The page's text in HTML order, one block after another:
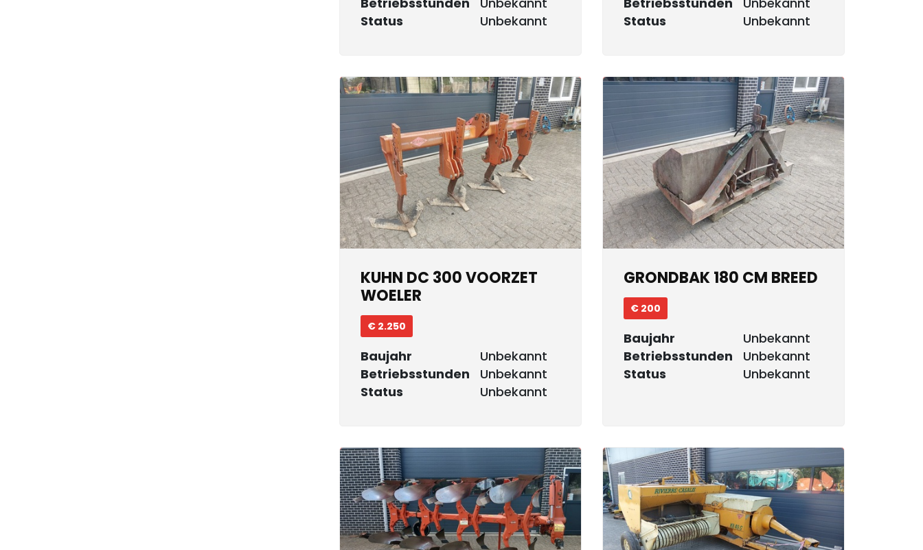
Status
Unbekannt
Status
Unbekannt
KUHN DC 300 VOORZET
WOELER
€ 2.250
Baujahr
Unbekannt
Betriebsstunden
Unbekannt
Status
Unbekannt
GRONDBAK 180 CM BREED
€ 200
Baujahr
Unbekannt
Betriebsstunden
Unbekannt
Status
Unbekannt